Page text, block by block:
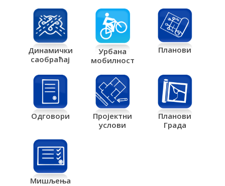
Динамички
саобраћај
Урбана
мобилност
Планови
Одговори
Пројектни
услови
Планови
Града
Мишљења